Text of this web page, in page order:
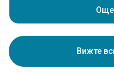
Но преди да настъпи
симптоми на инфаркт.
симптоми може да
близък да останете в
Още
Вижте